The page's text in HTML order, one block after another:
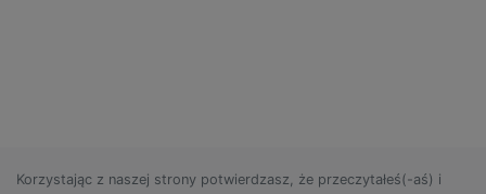
Korzystając z naszej strony potwierdzasz, że przeczytałeś(-aś) i